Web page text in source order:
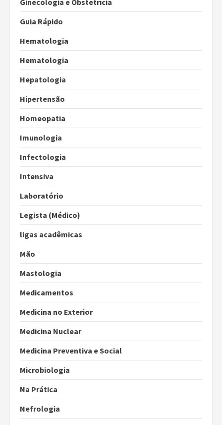
Ginecologia e Obstetrícia
Guia Rápido
Hematologia
Hematologia
Hepatologia
Hipertensão
Homeopatia
Imunologia
Infectologia
Intensiva
Laboratório
Legista (Médico)
ligas acadêmicas
Mão
Mastologia
Medicamentos
Medicina no Exterior
Medicina Nuclear
Medicina Preventiva e Social
Microbiologia
Na Prática
Nefrologia